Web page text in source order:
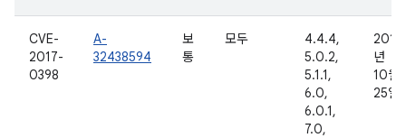
CVE-
2017-
0398
A-
32438594
보
통
모두
4.4.4,
5.0.2,
5.1.1,
6.0,
6.0.1,
7.0,
2016
년
10월
25일